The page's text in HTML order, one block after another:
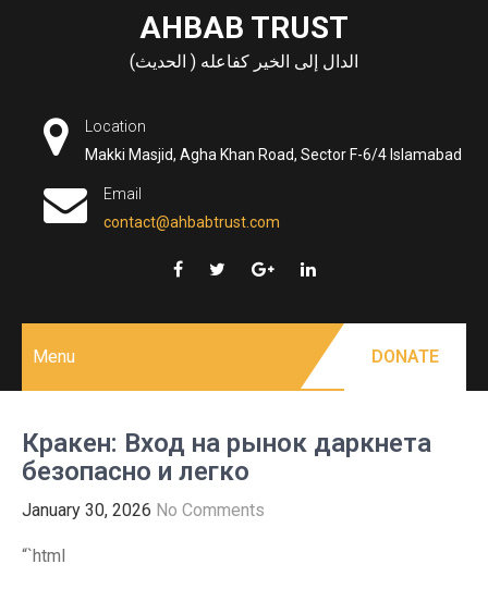
AHBAB TRUST
الدال إلى الخير كفاعله ( الحديث)
Location
Makki Masjid, Agha Khan Road, Sector F-6/4 Islamabad
Email
contact@ahbabtrust.com
Menu DONATE
Кракен: Вход на рынок даркнета
безопасно и легко
January 30, 2026 No Comments
“`html